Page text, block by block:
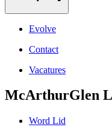
Evolve
Contact
Vacatures
McArthurGlen
Word Lid